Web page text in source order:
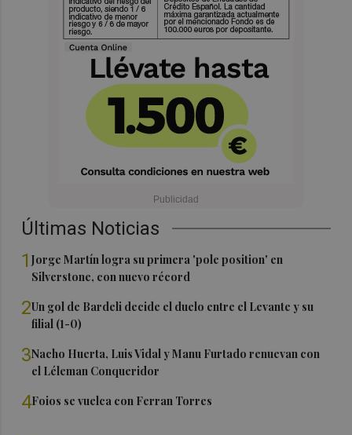
Últimas Noticias
1Jorge Martín logra su primera 'pole position' en
Silverstone, con nuevo récord
2Un gol de Bardeli decide el duelo entre el Levante y su
filial (1-0)
3Nacho Huerta, Luis Vidal y Manu Furtado renuevan con
el Léleman Conqueridor
4Foios se vuelca con Ferran Torres